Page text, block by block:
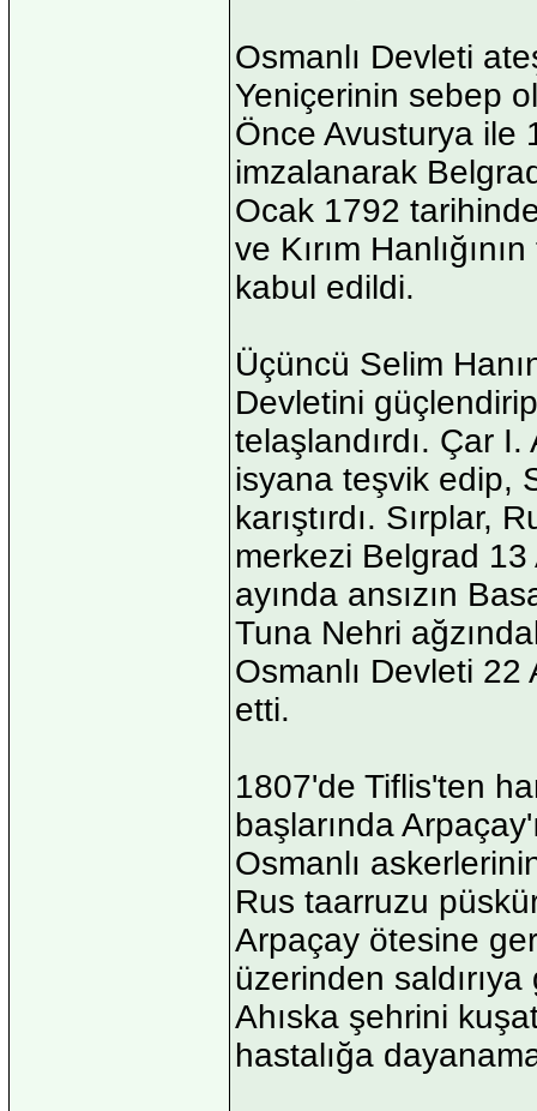
Osmanlı Devleti
Yeniçerinin sebep
Önce Avusturya ile
imzalanarak
Ocak 1792
ve Kırım
kabul edildi.
Üçüncü Selim
Devletini
telaşlandırdı. Çar I.
isyana teşvik edip,
karıştırdı. Sırplar,
merkezi Belgrad 13
ayında ansızın
Tuna Nehri
Osmanlı Devleti
etti.
1807'de Tiflis'ten
başlarında
Osmanlı
Rus taarruzu
Arpaçay ötesine
üzerinden
Ahıska şehrini
hastalığa